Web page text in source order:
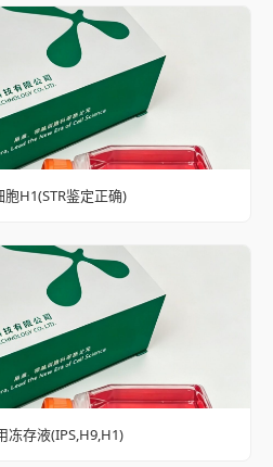
胞H1(STR鉴定正确)
冻存液(IPS,H9,H1)